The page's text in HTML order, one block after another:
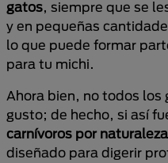
gatos, siempre que se
y en pequeñas
lo que puede formar
para tu michi.
Ahora bien, no todos los
gusto; de hecho, si así
carnívoros por naturaleza
diseñado para digerir